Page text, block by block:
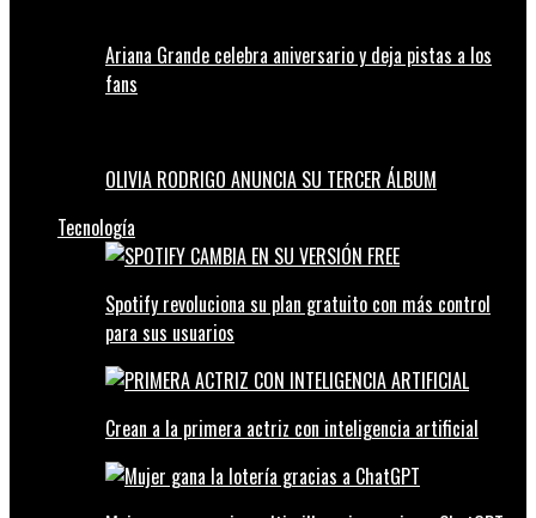
Ariana Grande celebra aniversario y deja pistas a los
fans
OLIVIA RODRIGO ANUNCIA SU TERCER ÁLBUM
Tecnología
Spotify revoluciona su plan gratuito con más control
para sus usuarios
Crean a la primera actriz con inteligencia artificial